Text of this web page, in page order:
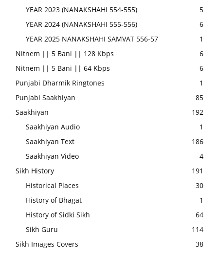
YEAR 2023 (NANAKSHAHI 554-555)
5
YEAR 2024 (NANAKSHAHI 555-556)
6
YEAR 2025 NANAKSHAHI SAMVAT 556-57
1
Nitnem || 5 Bani || 128 Kbps
6
Nitnem || 5 Bani || 64 Kbps
6
Punjabi Dharmik Ringtones
1
Punjabi Saakhiyan
85
Saakhiyan
192
Saakhiyan Audio
1
Saakhiyan Text
186
Saakhiyan Video
4
Sikh History
191
Historical Places
30
History of Bhagat
1
History of Sidki Sikh
64
Sikh Guru
114
Sikh Images Covers
38